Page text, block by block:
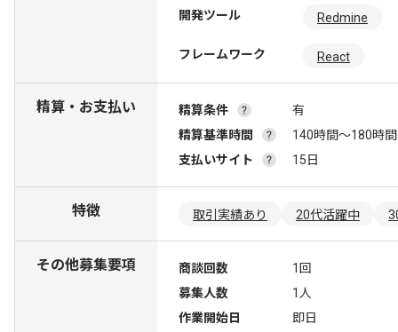
開発ツール Redmine
フレームワーク React
精算・お支払い 精算条件
有
精算基準時間
140時間〜180時間
支払いサイト
15日
特徴 取引実績あり 20代活躍中
その他募集要項 商談回数
1回
募集人数
1人
作業開始日
即日